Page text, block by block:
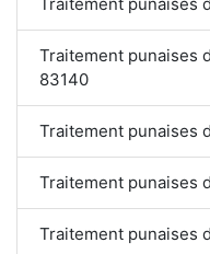
Traitement punaises
83140
Traitement punaises
Traitement punaises
Traitement punaises